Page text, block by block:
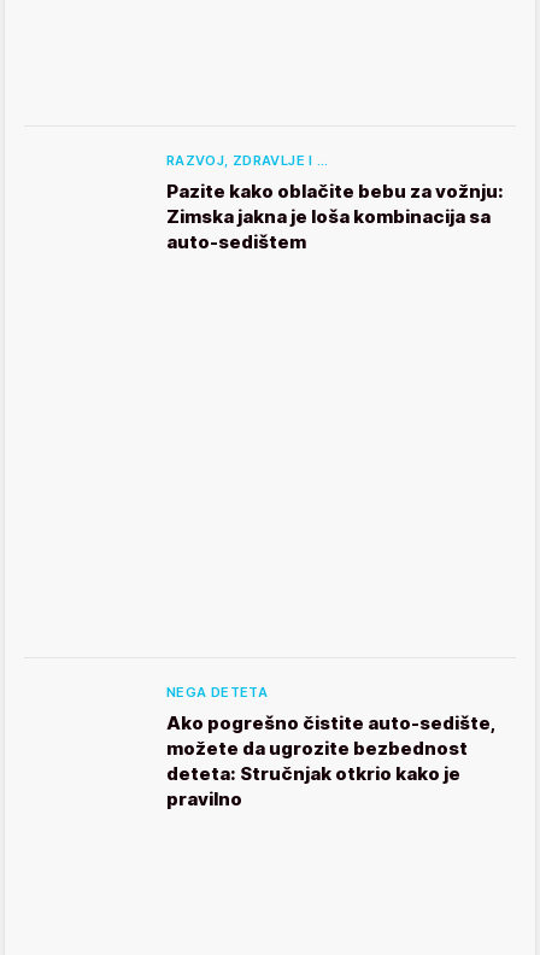
RAZVOJ, ZDRAVLJE I …
Pazite kako oblačite bebu za vožnju:
Zimska jakna je loša kombinacija sa
auto-sedištem
NEGA DETETA
Ako pogrešno čistite auto-sedište,
možete da ugrozite bezbednost
deteta: Stručnjak otkrio kako je
pravilno